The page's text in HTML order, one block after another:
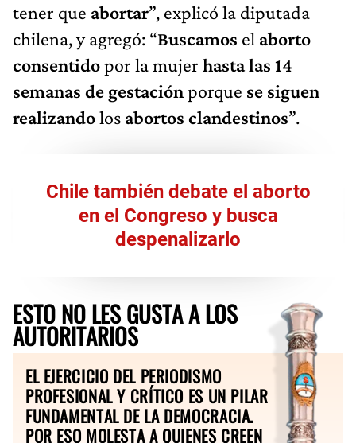
tener que abortar”, explicó la diputada
chilena, y agregó: “Buscamos el aborto
consentidopor la mujer hasta las 14
semanas de gestaciónporque se siguen
realizandolos abortos clandestinos”.
Chile también debate el aborto
en el Congreso y busca
despenalizarlo
ESTO NO LES GUSTA A LOS
AUTORITARIOS
EL EJERCICIO DEL PERIODISMO
PROFESIONAL Y CRÍTICO ES UN PILAR
FUNDAMENTAL DE LA DEMOCRACIA.
POR ESO MOLESTA A QUIENES CREEN